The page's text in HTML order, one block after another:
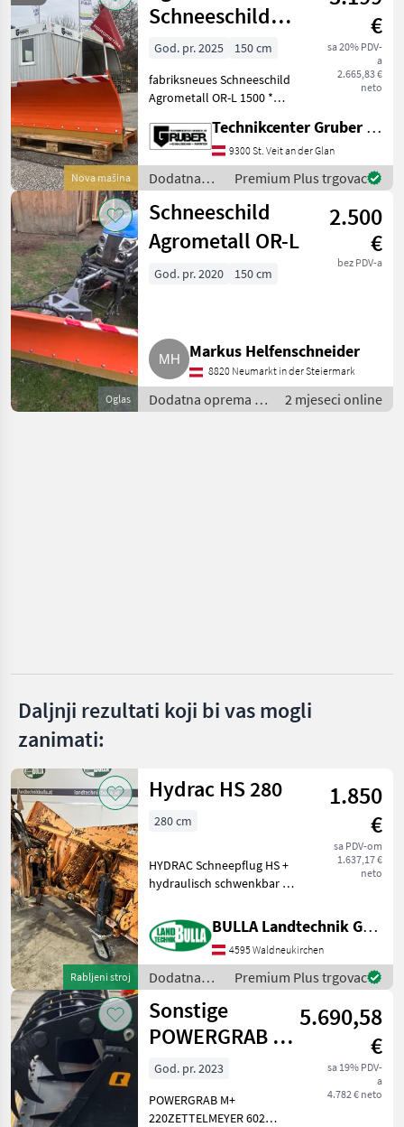
TRENUTNA
STAZA
Poljoprivredna
tehnika
Dodatna
Oprema
Za
Traktore
Plug Za
Snijeg
Agrometall
ODABERITE
KATEGORIJU
Agrometall
Hydrac
Hauer
Marketplace
Poništi
Prikaži 2
rezultata
Nova mašina
Schneeschild
OR-L 1500
€
sa 20% PDV-
a
2.665,83 €
neto
God. pr. 2025
150 cm
fabriksneues Schneeschild
Agrometall OR-L 1500 *
Vulkanoleiste * Stützräder *
Eigengewicht: ca. 135 kg *
Schwenkwinkel: +- 30 ° 1
Stück sofort
Technikcenter Gruber GmbH
9300 St. Veit an der Glan
Dodatna
oprema za
traktore /
Agrometall
Premium Plus trgovac
Oglas
Schneeschild
Agrometall OR-L
2.500
€
bez PDV-a
God. pr. 2020 150 cm
Markus Helfenschneider
8820 Neumarkt in der Steiermark
Dodatna oprema za
traktore / Plug za
2 mjeseci online
Daljnji rezultati koji bi vas mogli
zanimati:
Rabljeni stroj
Hydrac HS 280
1.850
€
sa PDV-om
1.637,17 €
neto
280 cm
HYDRAC Schneepflug HS +
hydraulisch schwenkbar +
Anbauplatte + Hakenmaß
Mitte Mitte 50 cm Ploča za
kačenje, Klapne za lajsnu:
Čelične klapne
BULLA Landtechnik GmbH
4595 Waldneukirchen
Dodatna
oprema za
traktore /
Hydrac
Premium Plus trgovac
Sonstige
POWERGRAB M+
220 # 144
5.690,58
€
sa 19% PDV-
a
4.782 € neto
God. pr. 2023
POWERGRAB M+
220ZETTELMEYER 602